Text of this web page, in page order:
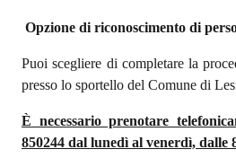
Opzione di riconoscimento di
Puoi scegliere di completare la
presso lo sportello del Comune di
È necessario prenotare
850244 dal lunedì al venerdì, dalle